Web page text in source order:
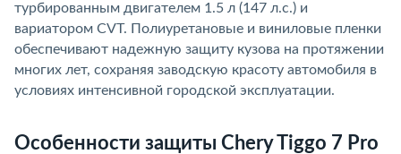
турбированным двигателем 1.5 л (147 л.с.) и
вариатором CVT. Полиуретановые и виниловые пленки
обеспечивают надежную защиту кузова на протяжении
многих лет, сохраняя заводскую красоту автомобиля в
условиях интенсивной городской эксплуатации.
Особенности защиты Chery Tiggo 7 Pro